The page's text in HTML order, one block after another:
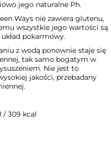
jego naturalne Ph.
Ways nie zawiera glutenu,
wszystkie jego wartości są
pokarmowy.
z wodą ponownie staje się
tak samo bogatym w
Nie jest to
jakości, przebadany
/ 309 kcal